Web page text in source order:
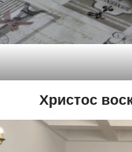
Христос